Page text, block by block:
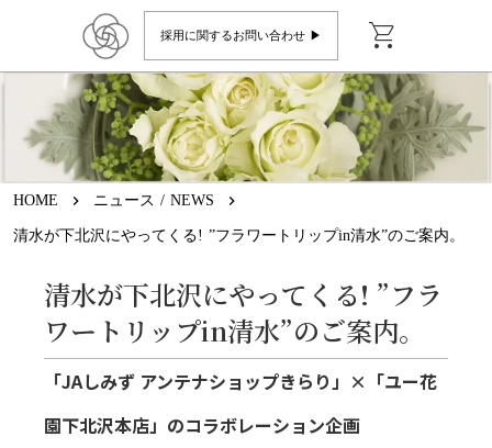
採用に関するお問い合わせ ▶︎ shopping_cart
HOME keyboard_arrow_right ニュース / NEWS keyboard_arrow_right
清水が下北沢にやってくる! ”フラワートリップin清水”のご案内。
清水が下北沢にやってくる! ”フラ
ワートリップin清水”のご案内。
「JAしみず アンテナショップきらり」×「ユー花
園下北沢本店」のコラボレーション企画